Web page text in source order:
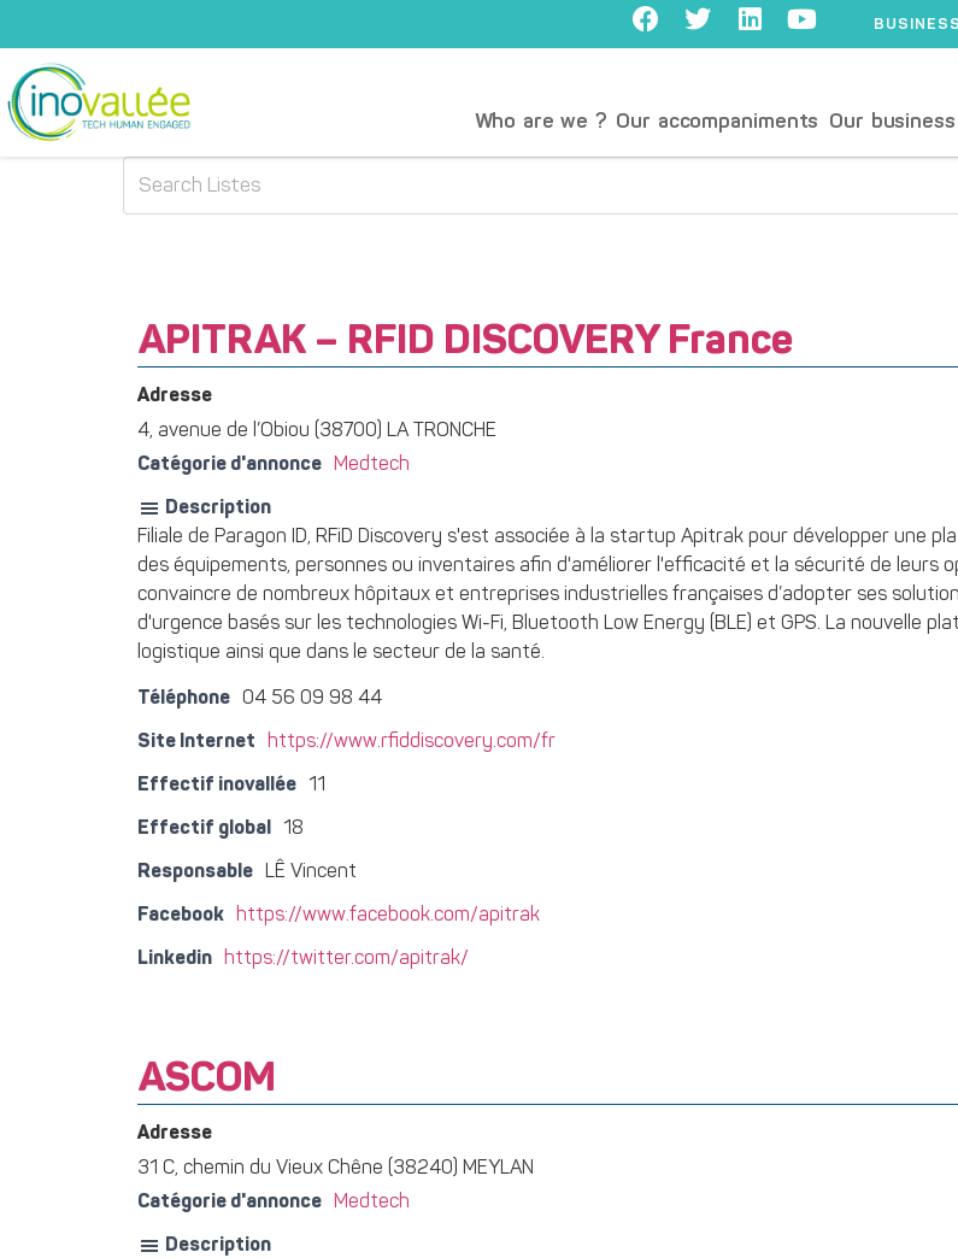
Who are we ? Our accompaniments Our
APITRAK – RFID DISCOVERY France
Adresse
4, avenue de l’Obiou (38700) LA TRONCHE
Catégorie d'annonce
Medtech
Description
Filiale de Paragon ID, RFiD Discovery s'est associée à la startup Apitrak pour développer une
des équipements, personnes ou inventaires afin d'améliorer l'efficacité et la sécurité de leurs
convaincre de nombreux hôpitaux et entreprises industrielles françaises d’adopter ses
d'urgence basés sur les technologies Wi-Fi, Bluetooth Low Energy (BLE) et GPS. La nouvelle
logistique ainsi que dans le secteur de la santé.
Téléphone 04 56 09 98 44
Site Internet https://www.rfiddiscovery.com/fr
Effectif inovallée 11
Effectif global 18
Responsable LÊ Vincent
Facebook https://www.facebook.com/apitrak
Linkedin https://twitter.com/apitrak/
ASCOM
Adresse
31 C, chemin du Vieux Chêne (38240) MEYLAN
Catégorie d'annonce
Medtech
Description